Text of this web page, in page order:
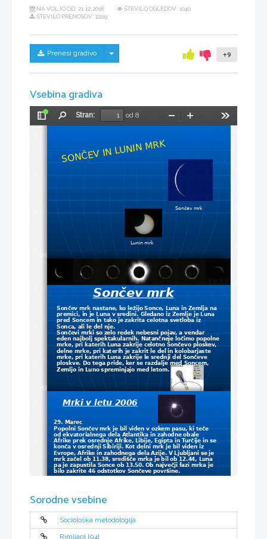
NA VOLJO OD: 21.12.2018
ŠTEVILO OGLEDOV: 1040
ŠTEVILO PRENOSOV: 2229
Prenesi gradivo Skrij/prikaži meni +9
Vsebina gradiva
Preklopi
Stran:
od 8
Pomanjšaj
SONČEV IN LUNIN MRK
Sončev mrk
Lunin mrk
Sončev mrk
Sončev mrk nastane, ko ležijo Sonce, Luna in Zemlja na
premici, in je Luna v sredini. Gledano iz Zemlje je Luna
pred Soncem in tako je zakrita celotna svetloba iz
Sonca, ali le del nje.
Sončevi mrki so zelo redek nebesni pojav, a vendar
eden najbolj spektakularnih. Natančneje ločimo popolne
mrke, pri katerih Luna zakrije celotno Sončevo ploskev,
delne mrke, pri katerih je zakrit le del in kolobarjaste
mrke, pri katerih Luna zakrije le srednji del Sončeve
ploskve. Do tega pride, ker se razdalje med Soncem,
Zemljo in Luno spreminjajo med letom.
Mrki v letu 2006
29. Marec
Popolni Sončev mrk je bil viden v ozkem pasu, ki teče
od ekvatorialnega dela Atlantika in zahodne obale
Afrike prek osrednje Afrike, Libije, Egipta in Turčije in se
konča v osrednji Sibiriji. Kot delni mrk je bil viden iz
Evrope, Afrike in zahodnega dela Azije. V Ljubljani se je
mrk začel ob 11.38, središče mrka je bil ob 12.44, Luna
pa je zapustila Sonce ob 13.50. Ob največji fazi mrka je
bilo zakrite 46 odstotkov Sončeve površine.
dela Atlantika. Kot delni mrk je viden v Severni Ameriki,
zahodni Afriki in na Antarktiki.
Sorodne vsebine
Sociološka metodologija
Rimljani [04]